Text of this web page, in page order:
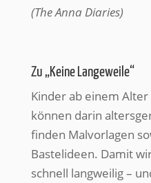
(The Anna Diaries)
Zu „Keine Langeweile“
Kinder ab einem
können darin
finden Malvorlagen
Bastelideen. Damit
schnell langweilig –